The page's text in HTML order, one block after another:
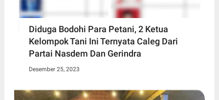
Diduga Bodohi Para Petani, 2 Ketua
Kelompok Tani Ini Ternyata Caleg Dari
Partai Nasdem Dan Gerindra
Desember 25, 2023